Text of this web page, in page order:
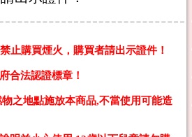
止購買煙火，購買者請出示證件！
合法認證標章！
之地點施放本商品,不當使用可能造